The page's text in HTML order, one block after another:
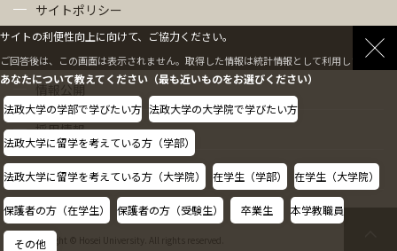
サイトポリシー
情報公開
採用情報
教職員の方へ
Copyright © Hosei University. All rights reserved.
サイトの利便性向上に向けて、ご協力ください。
ご回答後は、この画面は表示されません。取得した情報は統計情報として利用します。
あなたについて教えてください（最も近いものをお選びください）
法政大学の学部で学びたい方 法政大学の大学院で学びたい方
法政大学に留学を考えている方（学部）
法政大学に留学を考えている方（大学院） 在学生（学部） 在学生（大学院）
保護者の方（在学生） 保護者の方（受験生） 卒業生 本学教職員
その他